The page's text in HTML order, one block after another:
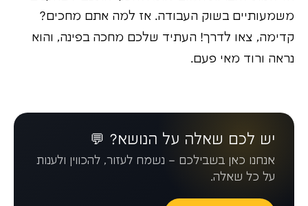
משמעותיים בשוק העבודה. אז למה אתם מחכים?
קדימה, צאו לדרך! העתיד שלכם מחכה בפינה, והוא
נראה ורוד מאי פעם.
יש לכם שאלה על הנושא? 💬
אנחנו כאן בשבילכם – נשמח לעזור, להכווין ולענות
על כל שאלה.